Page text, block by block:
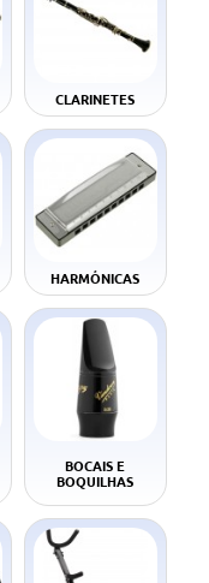
CLARINETES
HARMÓNICAS
BOCAIS E
BOQUILHAS